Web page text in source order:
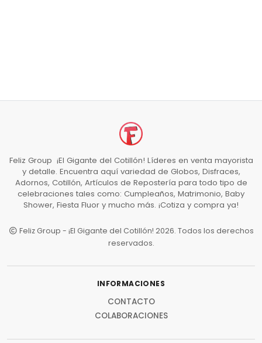
Feliz Group ¡El Gigante del Cotillón! Líderes en venta mayorista
y detalle. Encuentra aquí variedad de Globos, Disfraces,
Adornos, Cotillón, Artículos de Repostería para todo tipo de
celebraciones tales como: Cumpleaños, Matrimonio, Baby
Shower, Fiesta Fluor y mucho más. ¡Cotiza y compra ya!
Feliz Group - ¡El Gigante del Cotillón! 2026. Todos los derechos
reservados.
INFORMACIONES
CONTACTO
COLABORACIONES